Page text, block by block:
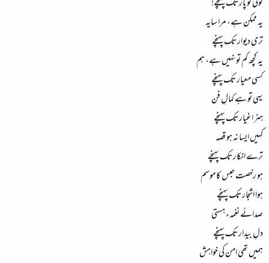
کوئی تو پار تک پہنچے!
یہ ممکن ہے، مرا سایہ
تری دیوار تک پہنچے
یہ کچھ کم تو نہیں ہے، ہم
کسی معیار تک پہنچے
یہی تو ہے کمالِ فن
ہنر اغیار تک پہنچے
کہیں ایسا نہ ہو قصہ
ترے انکار تک پہنچے
ہو رخصت حبس کا موسم
ہوا اشجار تک پہنچے
صدائے نغمہء ہستی
دلِ بیدار تک پہنچے
ہمیں تھی امن کی خواہش